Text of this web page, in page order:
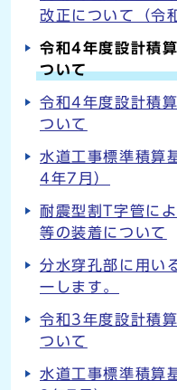
改正について（令
令和4年度設計積
ついて
令和4年度設計積
ついて
水道工事標準積算
4年7月）
耐震型割T字管に
等の装着について
分水穿孔部に用い
一します。
令和3年度設計積
ついて
水道工事標準積算